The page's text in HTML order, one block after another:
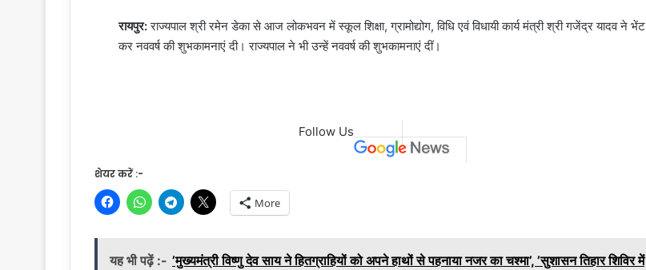
रायपुर:राज्यपाल श्री रमेन डेका से आज लोकभवन में स्कूल शिक्षा, ग्रामोद्योग, विधि एवं विधायी कार्य मंत्री श्री गजेंद्र यादव ने भेंट
कर नववर्ष की शुभकामनाएं दी। राज्यपाल ने भी उन्हें नववर्ष की शुभकामनाएं दीं।
Follow Us
शेयर करें :-
More
यह भी पढ़ें :- ’मुख्यमंत्री विष्णु देव साय ने हितग्राहियों को अपने हाथों से पहनाया नजर का चश्मा’, ’सुशासन तिहार शिविर में